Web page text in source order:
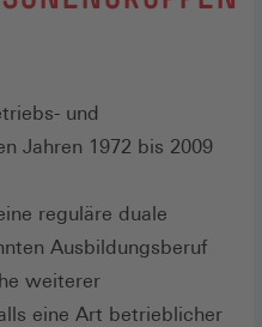
und
Jahren 1972 bis 2009
reguläre duale
Ausbildungsberuf
weiterer
eine Art betrieblicher